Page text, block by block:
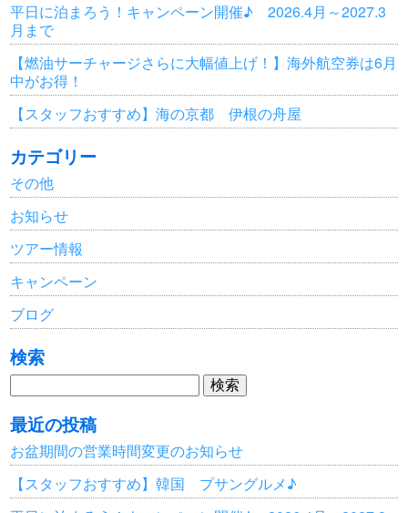
平日に泊まろう！キャンペーン開催♪ 2026.4月～2027.3
月まで
【燃油サーチャージさらに大幅値上げ！】海外航空券は6月
中がお得！
【スタッフおすすめ】海の京都 伊根の舟屋
カテゴリー
その他
お知らせ
ツアー情報
キャンペーン
ブログ
検索
検
索:
最近の投稿
お盆期間の営業時間変更のお知らせ
【スタッフおすすめ】韓国 プサングルメ♪